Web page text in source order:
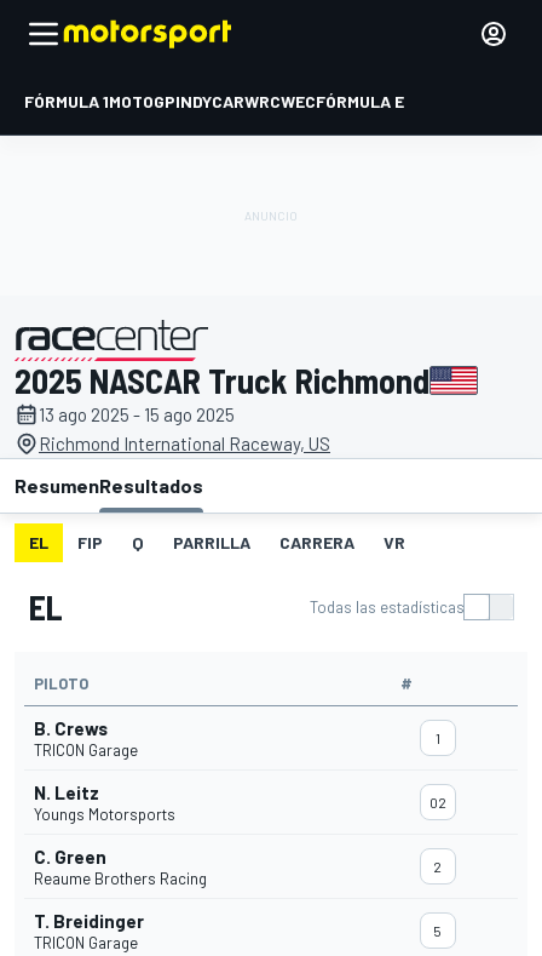
FÓRMULA 1MOTOGPINDYCARWRCWECFÓRMULA E
presentado por
2025 NASCAR Truck Richmond
13 ago 2025 - 15 ago 2025
Richmond International Raceway, US
ResumenResultados
EL FIP Q PARRILLA CARRERA VR
EL Todas las estadísticas
PILOTO #
B. Crews
TRICON Garage
1
N. Leitz
Youngs Motorsports
02
C. Green
Reaume Brothers Racing
2
T. Breidinger
TRICON Garage
5